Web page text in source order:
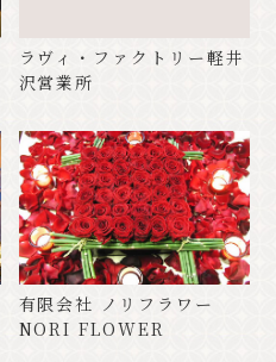
ラヴィ・ファクトリー軽井
沢営業所
有限会社 ノリフラワー
NORI FLOWER